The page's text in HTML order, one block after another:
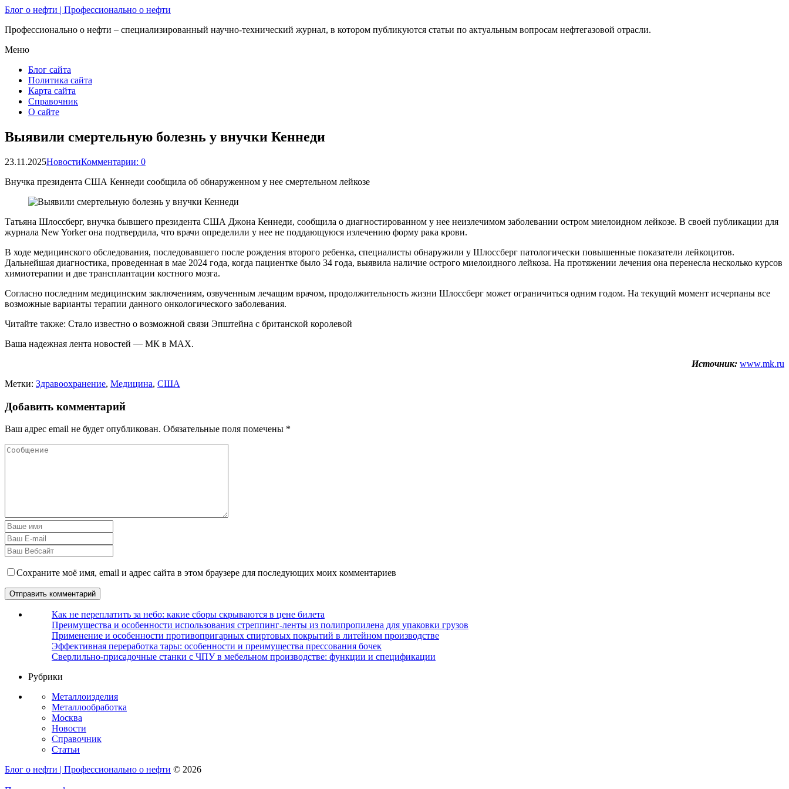
Блог о нефти | Профессионально о нефти
Профессионально о нефти – специализированный научно-технический журнал, в котором публикуются статьи по актуальным вопросам нефтегазовой отрасли.
Меню
Блог сайта
Политика сайта
Карта сайта
Справочник
О сайте
Выявили смертельную болезнь у внучки Кеннеди
23.11.2025НовостиКомментарии: 0
Внучка президента США Кеннеди сообщила об обнаруженном у нее смертельном лейкозе
Татьяна Шлоссберг, внучка бывшего президента США Джона Кеннеди, сообщила о диагностированном у нее неизлечимом заболевании остром миелоидном лейкозе. В своей публикации для
журнала New Yorker она подтвердила, что врачи определили у нее не поддающуюся излечению форму рака крови.
В ходе медицинского обследования, последовавшего после рождения второго ребенка, специалисты обнаружили у Шлоссберг патологически повышенные показатели лейкоцитов.
Дальнейшая диагностика, проведенная в мае 2024 года, когда пациентке было 34 года, выявила наличие острого миелоидного лейкоза. На протяжении лечения она перенесла несколько курсов
химиотерапии и две трансплантации костного мозга.
Согласно последним медицинским заключениям, озвученным лечащим врачом, продолжительность жизни Шлоссберг может ограничиться одним годом. На текущий момент исчерпаны все
возможные варианты терапии данного онкологического заболевания.
Читайте также: Стало известно о возможной связи Эпштейна с британской королевой
Ваша надежная лента новостей — МК в MAX.
Источник: www.mk.ru
Метки: Здравоохранение, Медицина, США
Добавить комментарий
Ваш адрес email не будет опубликован. Обязательные поля помечены *
Сохраните моё имя, email и адрес сайта в этом браузере для последующих моих комментариев
Как не переплатить за небо: какие сборы скрываются в цене билета
Преимущества и особенности использования стреппинг-ленты из полипропилена для упаковки грузов
Применение и особенности противопригарных спиртовых покрытий в литейном производстве
Эффективная переработка тары: особенности и преимущества прессования бочек
Сверлильно-присадочные станки с ЧПУ в мебельном производстве: функции и спецификации
Рубрики
Металлоизделия
Металлообработка
Москва
Новости
Справочник
Статьи
Блог о нефти | Профессионально о нефти © 2026